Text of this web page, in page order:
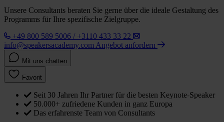
Unsere Consultants beraten Sie gerne über die ideale Gestaltung des
Programms für Ihre spezifische Zielgruppe.
+49 800 589 5006 / +3110 433 33 22
info@speakersacademy.com Angebot anfordern
Mit uns chatten
Favorit
Seit 30 Jahren Ihr Partner für die besten Keynote-Speaker
50.000+ zufriedene Kunden in ganz Europa
Das erfahrenste Team von Consultants